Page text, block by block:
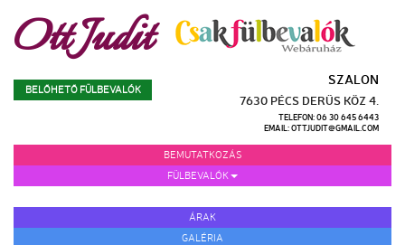
Ott Judit
BELŐHETŐ FÜLBEVALÓK
SZALON
7630 PÉCS DERŰS KÖZ 4.
TELEFON: 06 30 645 6443
EMAIL: OTTJUDIT@GMAIL.COM
BEMUTATKOZÁS
FÜLBEVALÓK
ÁRAK
GALÉRIA